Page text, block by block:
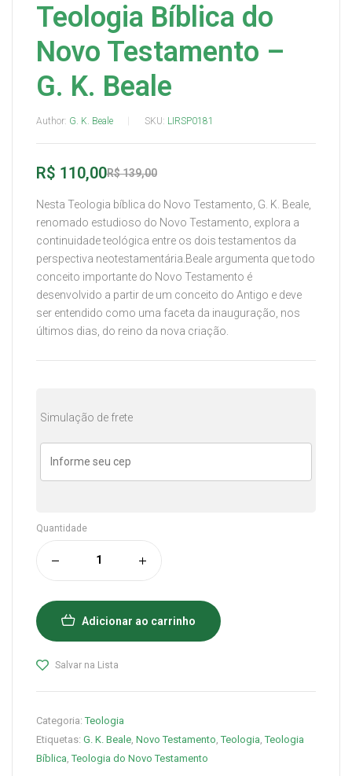
Teologia Bíblica do
Novo Testamento –
G. K. Beale
Author: G. K. Beale SKU: LIRSP0181
R$139,00
R$ 110,00
Nesta Teologia bíblica do Novo Testamento, G. K. Beale,
renomado estudioso do Novo Testamento, explora a
continuidade teológica entre os dois testamentos da
perspectiva neotestamentária.Beale argumenta que todo
conceito importante do Novo Testamento é
desenvolvido a partir de um conceito do Antigo e deve
ser entendido como uma faceta da inauguração, nos
últimos dias, do reino da nova criação.
Simulação de frete
Quantidade
Adicionar ao carrinho
Salvar na Lista
Categoria:Teologia
Etiquetas: G. K. Beale Novo Testamento ,Teologia ,Teologia
Bíblica ,Teologia do Novo Testamento